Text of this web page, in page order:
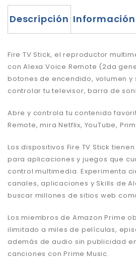
Descripción
Fire TV Stick, el reproductor
con Alexa Voice Remote (2da
botones de encendido, volumen y
controlar tu televisor, barra de
Abre y controla tu contenido
Remote, mira Netflix, YouTube,
Los dispositivos Fire TV Stick
para aplicaciones y juegos que
control multimedia. Experimenta
canales, aplicaciones y Skills de
buscar millones de sitios web
Los miembros de Amazon Prime
ilimitado a miles de películas,
además de audio sin publicidad
canciones con Prime Music.